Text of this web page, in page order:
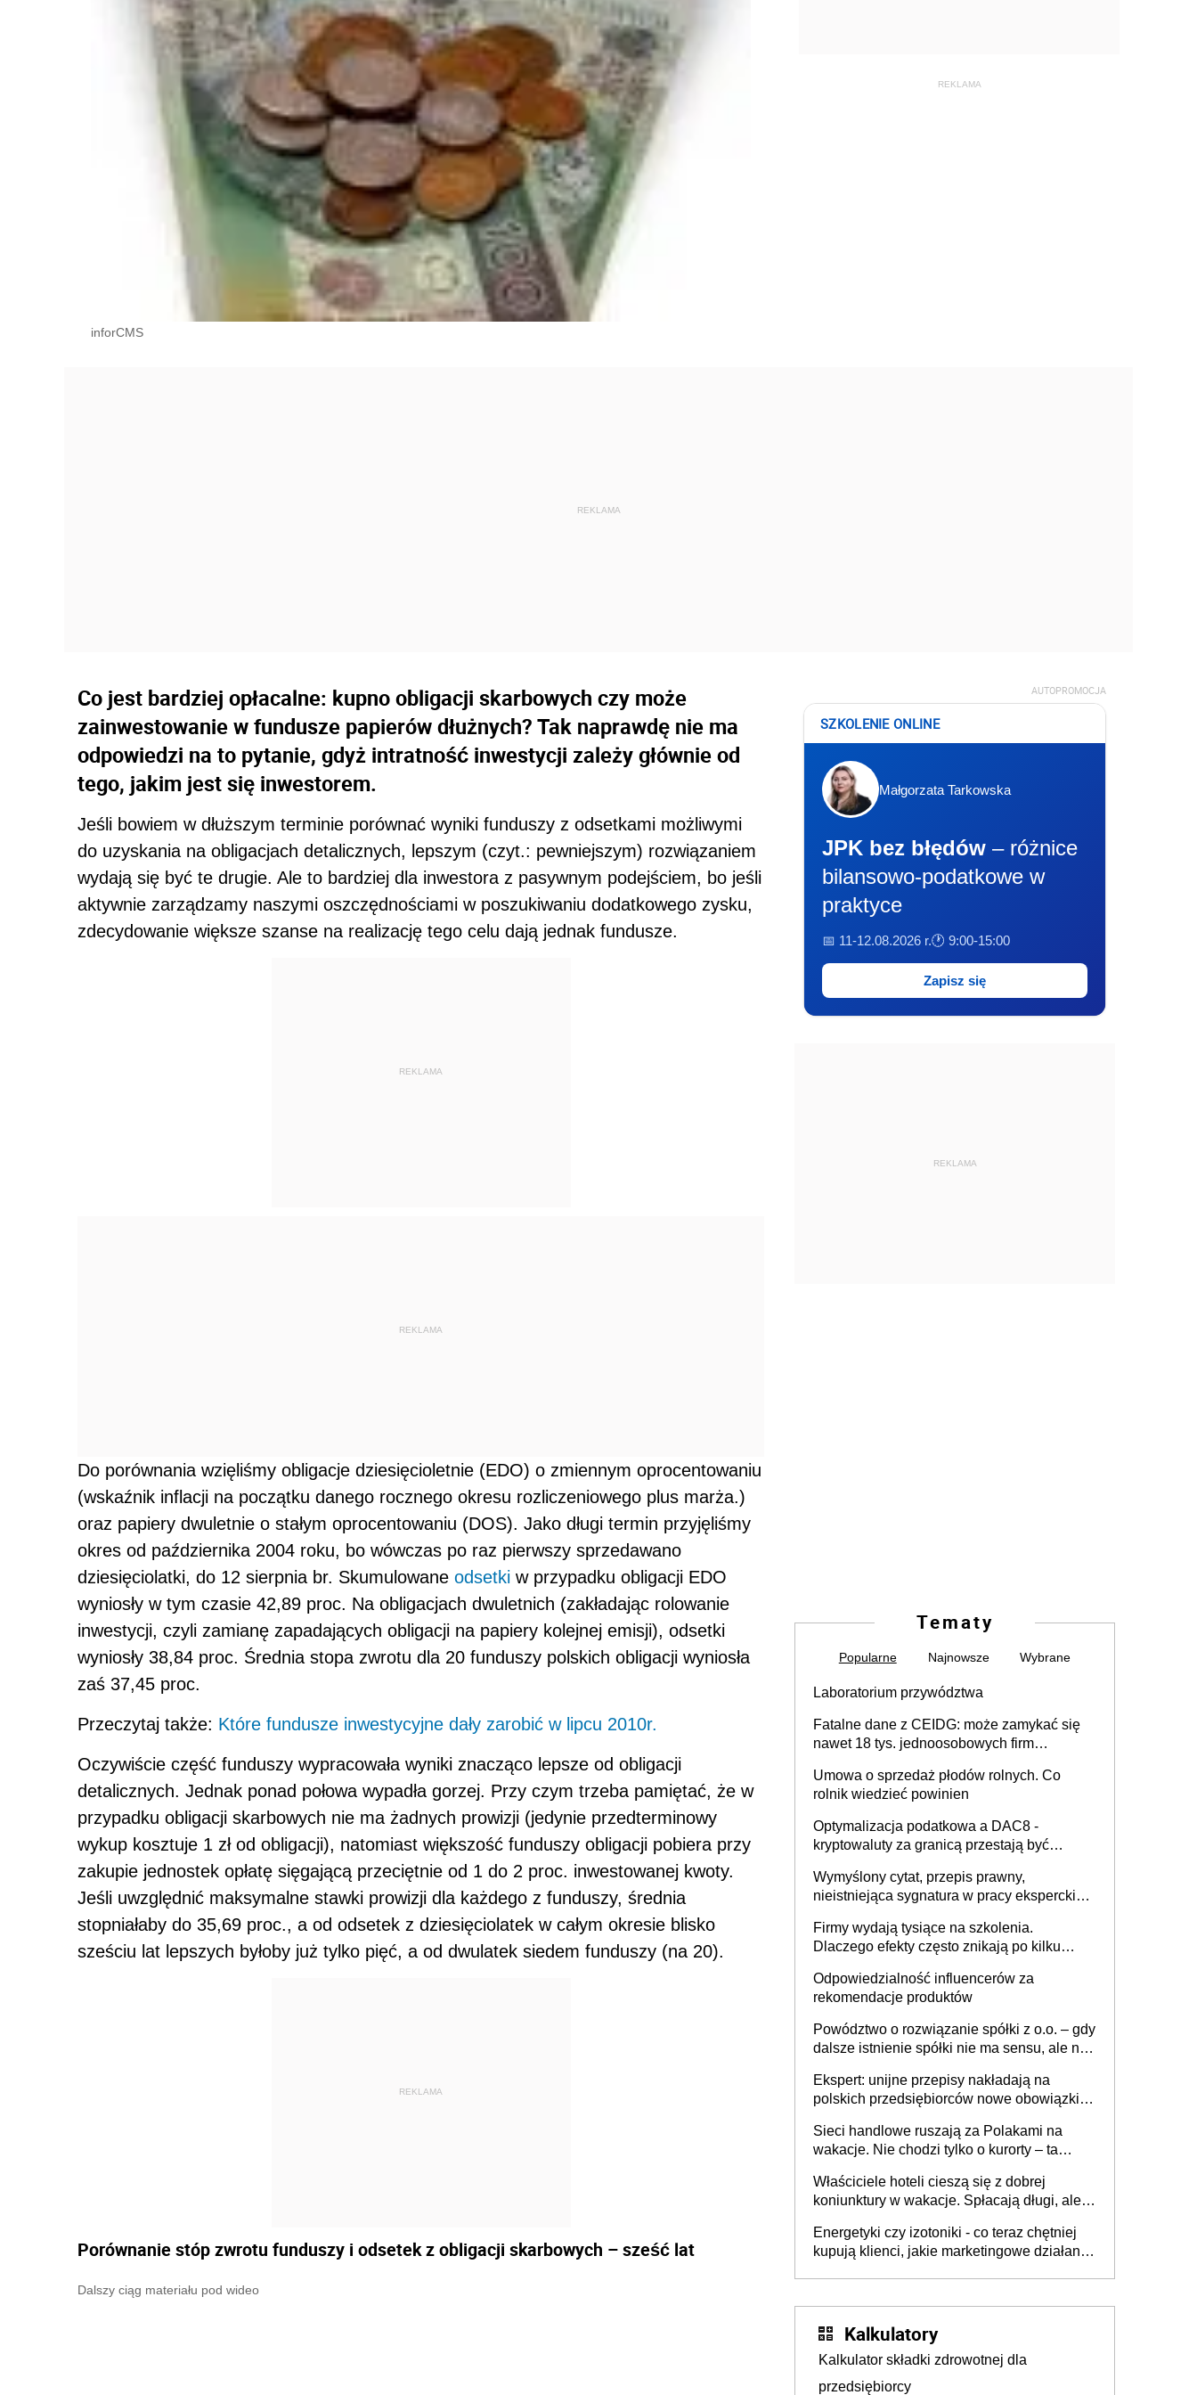
inforCMS
Co jest bardziej opłacalne: kupno obligacji skarbowych czy może
zainwestowanie w fundusze papierów dłużnych? Tak naprawdę nie ma
odpowiedzi na to pytanie, gdyż intratność inwestycji zależy głównie od
tego, jakim jest się inwestorem.
Jeśli bowiem w dłuższym terminie porównać wyniki funduszy z odsetkami możliwymi
do uzyskania na obligacjach detalicznych, lepszym (czyt.: pewniejszym) rozwiązaniem
wydają się być te drugie. Ale to bardziej dla inwestora z pasywnym podejściem, bo jeśli
aktywnie zarządzamy naszymi oszczędnościami w poszukiwaniu dodatkowego zysku,
zdecydowanie większe szanse na realizację tego celu dają jednak fundusze.
REKLAMA
REKLAMA
Do porównania wzięliśmy obligacje dziesięcioletnie (EDO) o zmiennym oprocentowaniu
(wskaźnik inflacji na początku danego rocznego okresu rozliczeniowego plus marża.)
oraz papiery dwuletnie o stałym oprocentowaniu (DOS). Jako długi termin przyjęliśmy
okres od października 2004 roku, bo wówczas po raz pierwszy sprzedawano
dziesięciolatki, do 12 sierpnia br. Skumulowane odsetki w przypadku obligacji EDO
wyniosły w tym czasie 42,89 proc. Na obligacjach dwuletnich (zakładając rolowanie
inwestycji, czyli zamianę zapadających obligacji na papiery kolejnej emisji), odsetki
wyniosły 38,84 proc. Średnia stopa zwrotu dla 20 funduszy polskich obligacji wyniosła
zaś 37,45 proc.
Przeczytaj także: Które fundusze inwestycyjne dały zarobić w lipcu 2010r.
Oczywiście część funduszy wypracowała wyniki znacząco lepsze od obligacji
detalicznych. Jednak ponad połowa wypadła gorzej. Przy czym trzeba pamiętać, że w
przypadku obligacji skarbowych nie ma żadnych prowizji (jedynie przedterminowy
wykup kosztuje 1 zł od obligacji), natomiast większość funduszy obligacji pobiera przy
zakupie jednostek opłatę sięgającą przeciętnie od 1 do 2 proc. inwestowanej kwoty.
Jeśli uwzględnić maksymalne stawki prowizji dla każdego z funduszy, średnia
stopniałaby do 35,69 proc., a od odsetek z dziesięciolatek w całym okresie blisko
sześciu lat lepszych byłoby już tylko pięć, a od dwulatek siedem funduszy (na 20).
REKLAMA
Porównanie stóp zwrotu funduszy i odsetek z obligacji skarbowych – sześć lat
Dalszy ciąg materiału pod wideo
AUTOPROMOCJA
SZKOLENIE ONLINE
Małgorzata Tarkowska
JPK bez błędów – różnice
bilansowo-podatkowe w
praktyce
📅 11-12.08.2026 r.🕐 9:00-15:00
Zapisz się
REKLAMA
Tematy
Popularne Najnowsze Wybrane
Laboratorium przywództwa
Fatalne dane z CEIDG: może zamykać się
nawet 18 tys. jednoosobowych firm
Umowa o sprzedaż płodów rolnych. Co
rolnik wiedzieć powinien
Optymalizacja podatkowa a DAC8 -
kryptowaluty za granicą przestają być
Wymyślony cytat, przepis prawny,
nieistniejąca sygnatura w pracy eksperckiej -
firmie
Firmy wydają tysiące na szkolenia.
Dlaczego efekty często znikają po kilku
Odpowiedzialność influencerów za
rekomendacje produktów
Powództwo o rozwiązanie spółki z o.o. – gdy
dalsze istnienie spółki nie ma sensu, ale nie
Ekspert: unijne przepisy nakładają na
polskich przedsiębiorców nowe obowiązki w
Sieci handlowe ruszają za Polakami na
wakacje. Nie chodzi tylko o kurorty – ta
tam, gdzie wielu spędzi urlop po cichu
Właściciele hoteli cieszą się z dobrej
koniunktury w wakacje. Spłacają długi, ale
Energetyki czy izotoniki - co teraz chętniej
kupują klienci, jakie marketingowe działania
Kalkulatory
Kalkulator składki zdrowotnej dla
przedsiębiorcy